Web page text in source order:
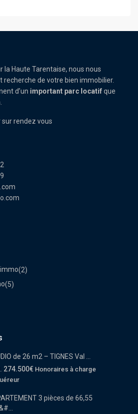
la Haute Tarentaise, nous nous
recherche de votre bien immobilier.
d’un important parc locatifque
rendez vous
(2)
(5)
de 26 m2 – TIGNES Val ...
274.500€ Honoraires à charge
3 pièces de 66,55